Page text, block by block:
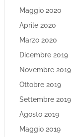
Maggio 2020
Aprile 2020
Marzo 2020
Dicembre 2019
Novembre 2019
Ottobre 2019
Settembre 2019
Agosto 2019
Maggio 2019